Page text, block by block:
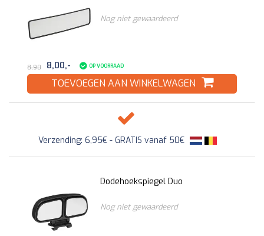
Nog niet gewaardeerd
8,90 8,00,- OP VOORRAAD
TOEVOEGEN AAN WINKELWAGEN
Verzending: 6,95€ - GRATIS vanaf 50€
Dodehoekspiegel Duo
Nog niet gewaardeerd